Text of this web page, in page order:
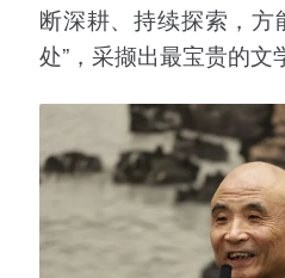
断深耕、持续探索，方
处”，采撷出最宝贵的文